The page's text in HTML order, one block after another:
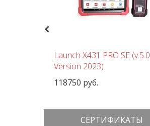
Previous
Launch X431 PRO SE (v.5.0
Version 2023)
118750 руб.
СЕРТИФИКАТЫ